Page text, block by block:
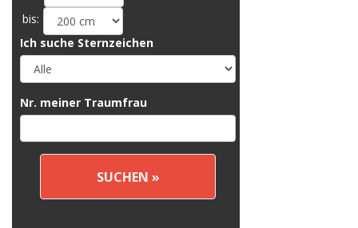
bis:
Ich suche Sternzeichen
Nr. meiner Traumfrau